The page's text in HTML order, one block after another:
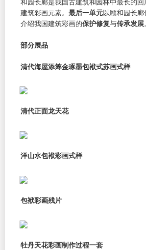
建筑彩画元素。 最后一单元以颐和园长廊
介绍我国建筑彩画的保护修复与传承发展。
部分展品
清代海屋添筹金琢墨包袱式苏画式样
清代正面龙天花
洋山水包袱彩画式样
包袱彩画残片
牡丹天花彩画制作过程一套